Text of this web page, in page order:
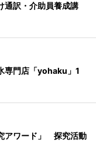
通訳・介助員養成講
専門店「yohaku」1
アワード」 探究活動